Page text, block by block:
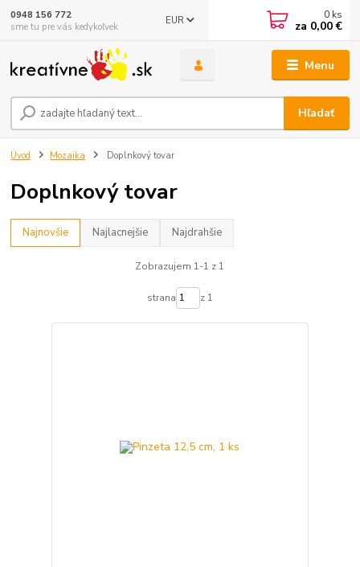
Menu
EUR
Hľadať
0948 156 772
sme tu pre vás kedykoľvek
0 ks
za 0,00 €
Úvod Mozaika Doplnkový tovar
Doplnkový tovar
Najnovšie Najlacnejšie Najdrahšie
Zobrazujem 1-1 z 1
strana z 1